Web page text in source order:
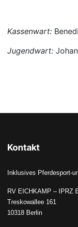
Kassenwart:
Jugendwart:
Kontakt
Inklusives Pferdesport-
RV EICHKAMP – IPRZ
Treskowallee 161
10318 Berlin